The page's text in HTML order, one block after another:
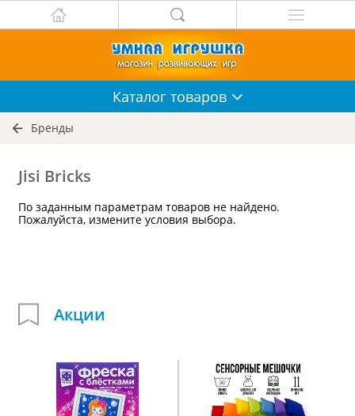
Каталог товаров
Бренды
Jisi Bricks
По заданным параметрам товаров не найдено.
Пожалуйста, измените условия выбора.
Акции